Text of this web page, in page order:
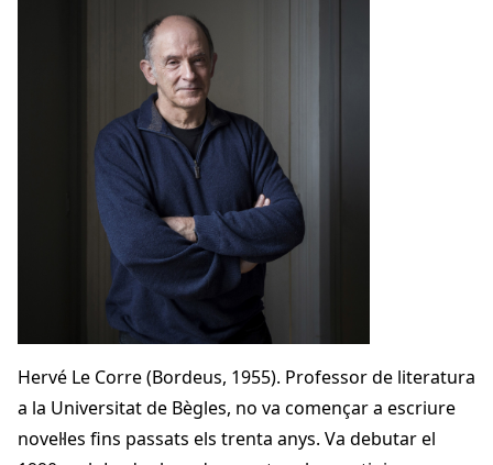
Hervé Le Corre (Bordeus, 1955). Professor de literatura
a la Universitat de Bègles, no va començar a escriure
novel·les fins passats els trenta anys. Va debutar el